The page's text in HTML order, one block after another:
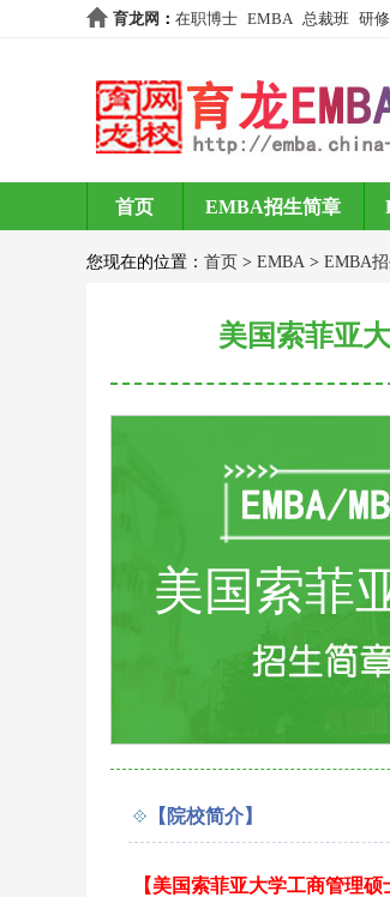
育龙网 ： 在职博士 EMBA 总裁班 研
首页 EMBA招生简章
您现在的位置： 首页 > EMBA > EMBA
美国索菲亚
美国索菲
【院校简介】
【美国索菲亚大学工商管理